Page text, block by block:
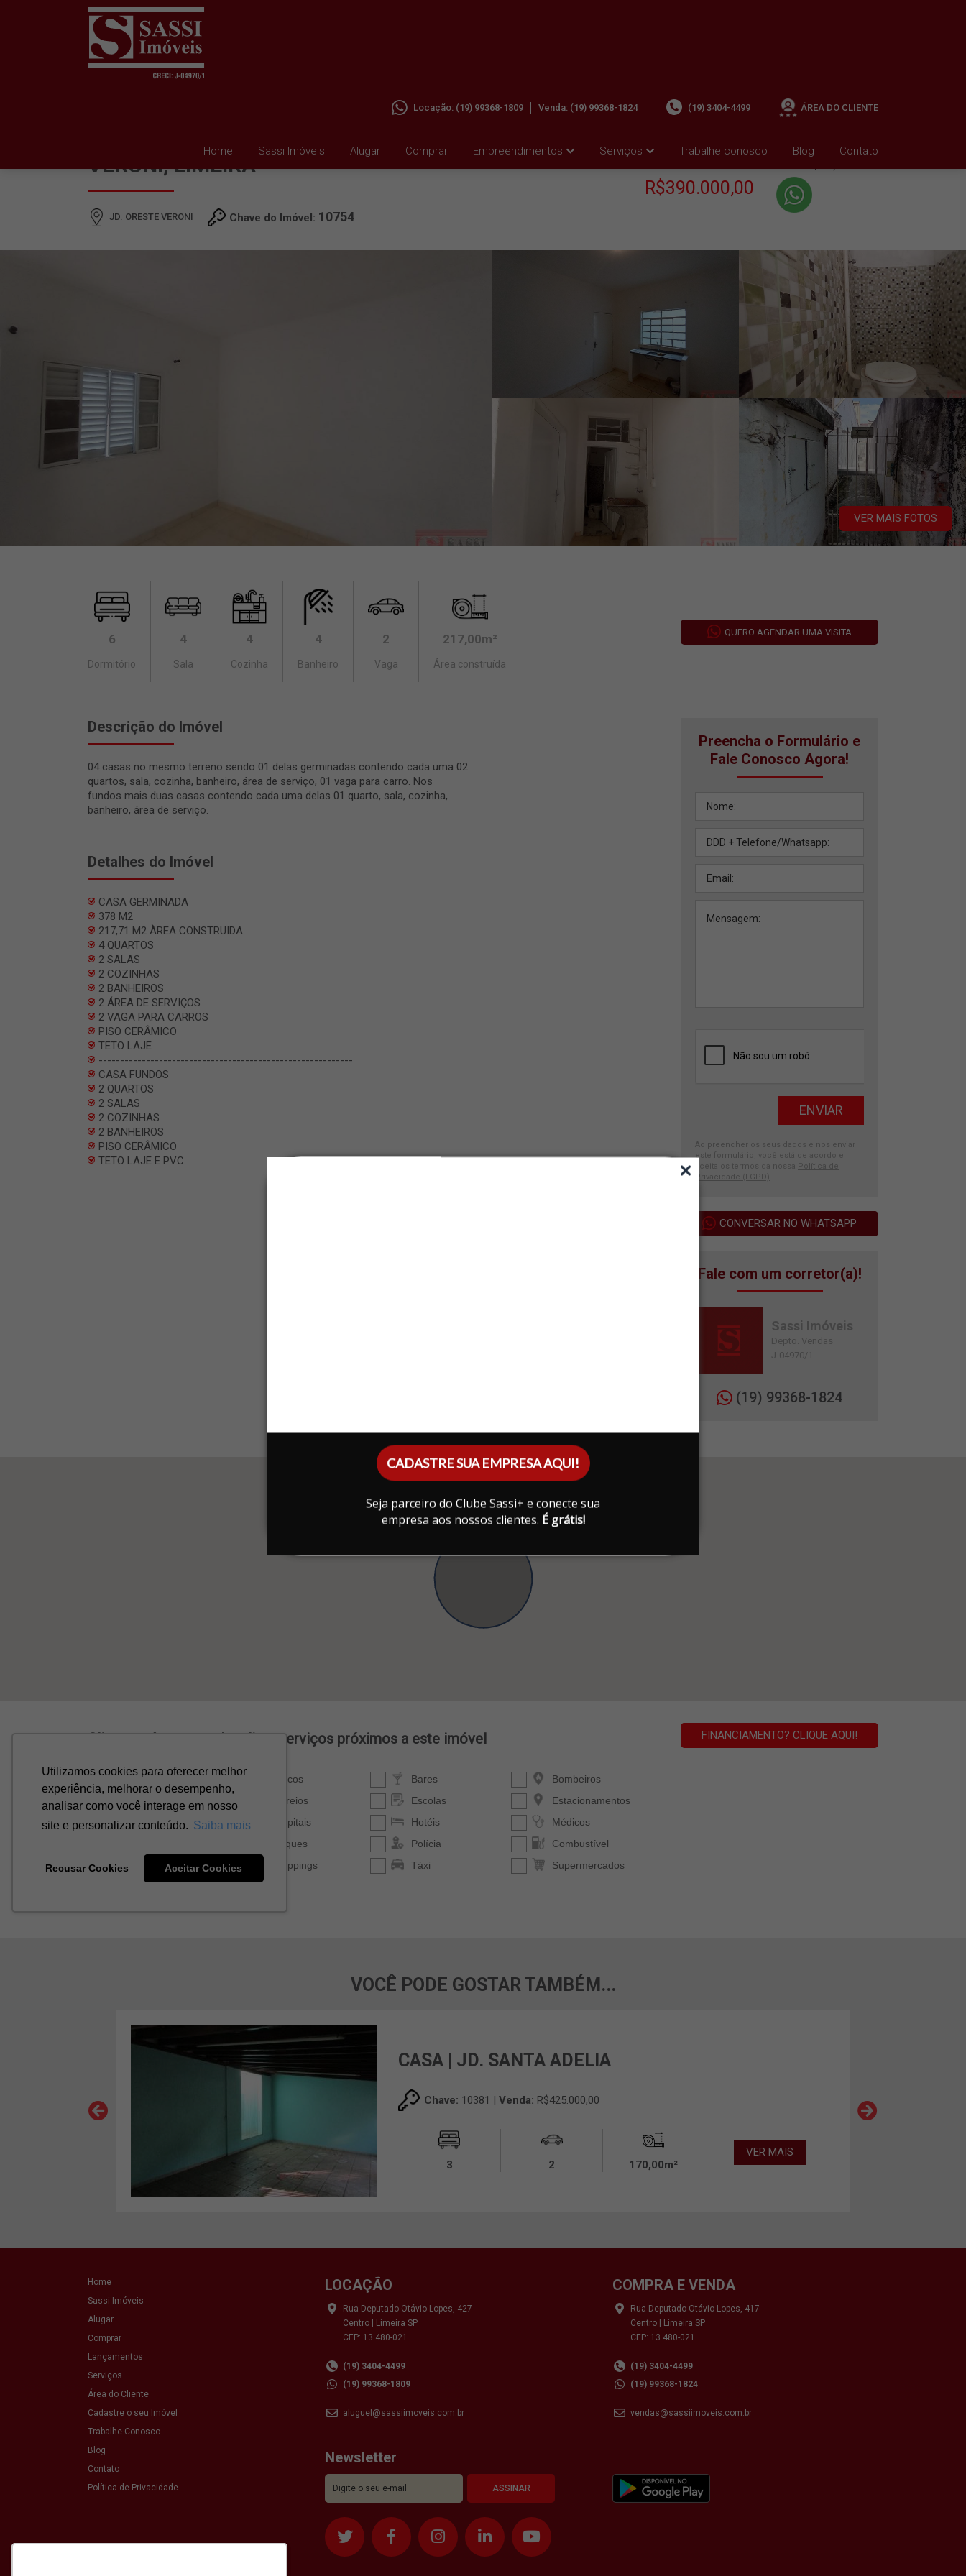
CADASTRE SUA EMPRESA AQUI!
Seja parceiro do Clube Sassi+ e conecte sua
empresa aos nossos clientes. É grátis!
Home Sassi Imóveis Alugar Comprar Empreendimentos Serviços Trabalhe conosco Blog Contato
Locação: (19) 99368-1809 Venda: (19) 99368-1824 (19) 3404-4499 ÁREA DO CLIENTE
VERONI, LIMEIRA
JD. ORESTE VERONI Chave do Imóvel: 10754
R$390.000,00
+ Condomínio R$0,00
VER MAIS FOTOS
6
Dormitório
4
Sala
4
Cozinha
4
Banheiro
2
Vaga
217,00m²
Área construída
QUERO AGENDAR UMA VISITA
Descrição do Imóvel
04 casas no mesmo terreno sendo 01 delas germinadas contendo cada uma 02
quartos, sala, cozinha, banheiro, área de serviço, 01 vaga para carro. Nos
fundos mais duas casas contendo cada uma delas 01 quarto, sala, cozinha,
banheiro, área de serviço.
Detalhes do Imóvel
CASA GERMINADA
378 M2
217,71 M2 ÀREA CONSTRUIDA
4 QUARTOS
2 SALAS
2 COZINHAS
2 BANHEIROS
2 ÁREA DE SERVIÇOS
2 VAGA PARA CARROS
PISO CERÂMICO
TETO LAJE
-----------------------------------------------------------
CASA FUNDOS
2 QUARTOS
2 SALAS
2 COZINHAS
2 BANHEIROS
PISO CERÂMICO
TETO LAJE E PVC
Preencha o Formulário e
Fale Conosco Agora!
Ao preencher os seus dados e nos enviar
este formulário, você está de acordo e
aceita os termos da nossa
Política de
Privacidade (LGPD)
CONVERSAR NO WHATSAPP
Fale com um corretor(a)!
Sassi Imóveis
Depto. Vendas
J-04970/1
(19) 99368-1824
VOCÊ PODE GOSTAR TAMBÉM...
CASA | JD. SANTA ADELIA
Chave: 10381 |Venda: R$425.000,00
3 2 170,00m²
VER MAIS
Home
Sassi Imóveis
Alugar
Comprar
Lançamentos
Serviços
Área do Cliente
Cadastre o seu Imóvel
Trabalhe Conosco
Blog
Contato
Política de Privacidade
LOCAÇÃO
Rua Deputado Otávio Lopes, 427
Centro | Limeira SP
CEP: 13.480-021
(19) 3404-4499
(19) 99368-1809
aluguel@sassiimoveis.com.br
COMPRA E VENDA
Rua Deputado Otávio Lopes, 417
Centro | Limeira SP
CEP: 13.480-021
(19) 3404-4499
(19) 99368-1824
vendas@sassiimoveis.com.br
Newsletter